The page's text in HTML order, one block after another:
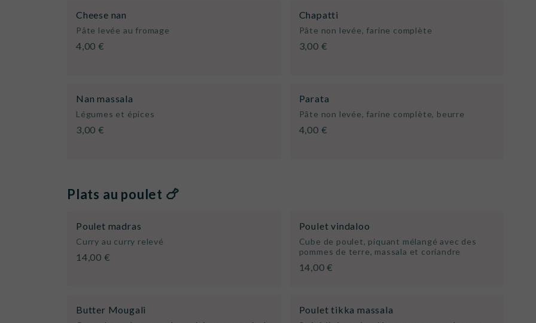
Cheese nan
Pâte levée au fromage
4,00 €
Chapatti
Pâte non levée, farine complète
3,00 €
Nan massala
Légumes et épices
3,00 €
Parata
Pâte non levée, farine complète, beurre
4,00 €
Plats au poulet 🍗
Poulet madras
Curry au curry relevé
14,00 €
Poulet vindaloo
Cube de poulet, piquant mélangé avec des
pommes de terre, massala et coriandre
14,00 €
Butter Mougali Poulet tikka massala